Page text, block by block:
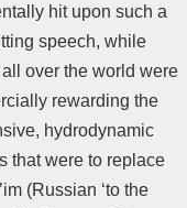
hit upon such a
speech, while
over the world were
rewarding the
hydrodynamic
that were to replace
(Russian ‘to the